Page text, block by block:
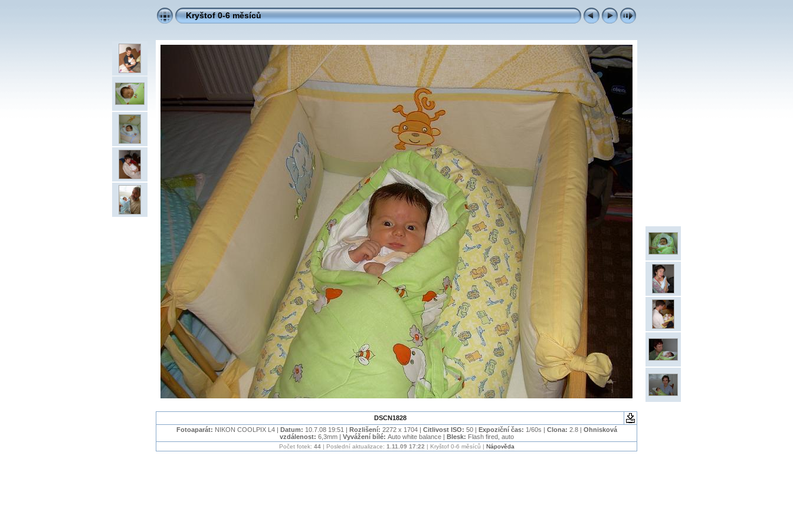
Kryštof 0-6 měsíců
DSCN1828
Fotoaparát: NIKON COOLPIX L4 | Datum: 10.7.08 19:51 | Rozlišení: 2272 x 1704 | Citlivost ISO: 50 | Expoziční čas: 1/60s | Clona: 2.8 | Ohnisková
vzdálenost: 6,3mm | Vyvážení bílé: Auto white balance | Blesk: Flash fired, auto
Počet fotek: 44| Poslední aktualizace: 1.11.09 17:22 | Kryštof 0-6 měsíců | Nápověda